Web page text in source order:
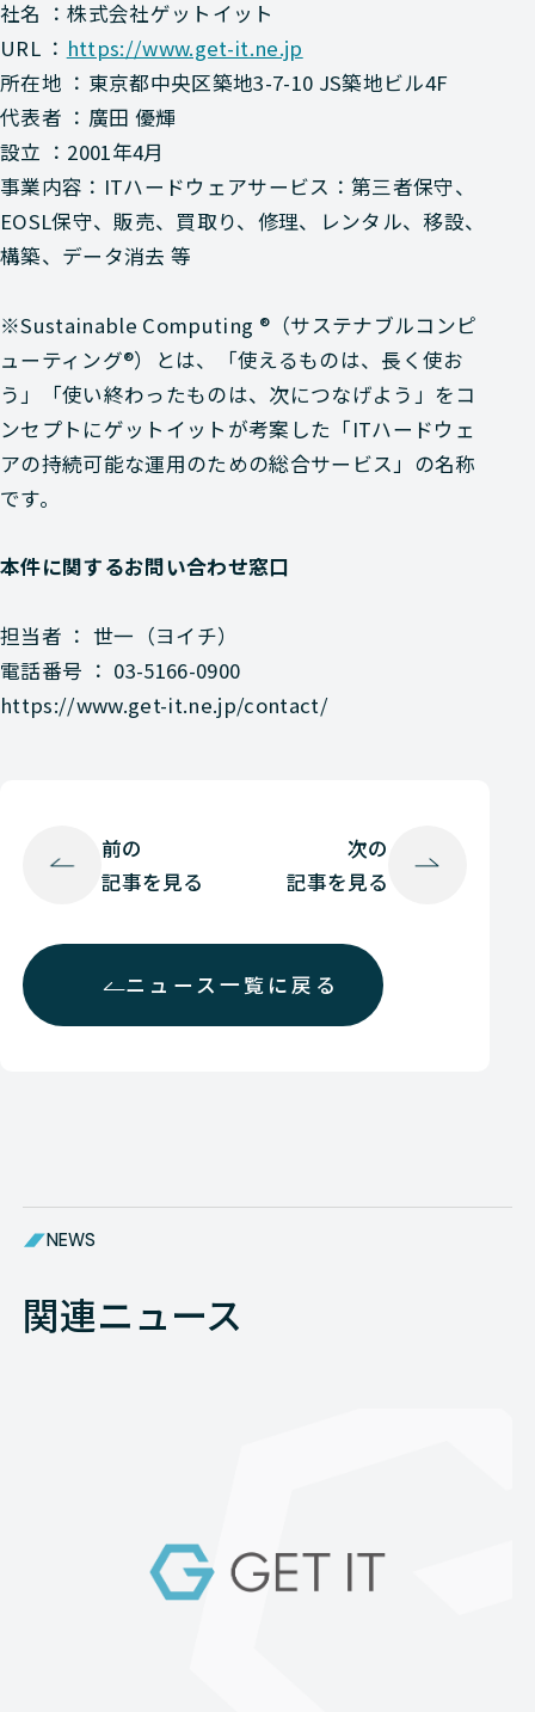
社名 ：株式会社ゲットイット
URL ： https://www.get-it.ne.jp
所在地 ：東京都中央区築地3-7-10 JS築地ビル4F
代表者 ：廣田 優輝
設立 ：2001年4月
事業内容：ITハードウェアサービス：第三者保守、
EOSL保守、販売、買取り、修理、レンタル、移設、
構築、データ消去 等
※Sustainable Computing ®（サステナブルコンピ
ューティング®）とは、「使えるものは、長く使お
う」「使い終わったものは、次につなげよう」をコ
ンセプトにゲットイットが考案した「ITハードウェ
アの持続可能な運用のための総合サービス」の名称
です。
本件に関するお問い合わせ窓口
担当者 ： 世一（ヨイチ）
電話番号 ： 03-5166-0900
https://www.get-it.ne.jp/contact/
前の
記事を見る
ニュース一覧に戻る
次の
記事を見る
NEWS
関連ニュース